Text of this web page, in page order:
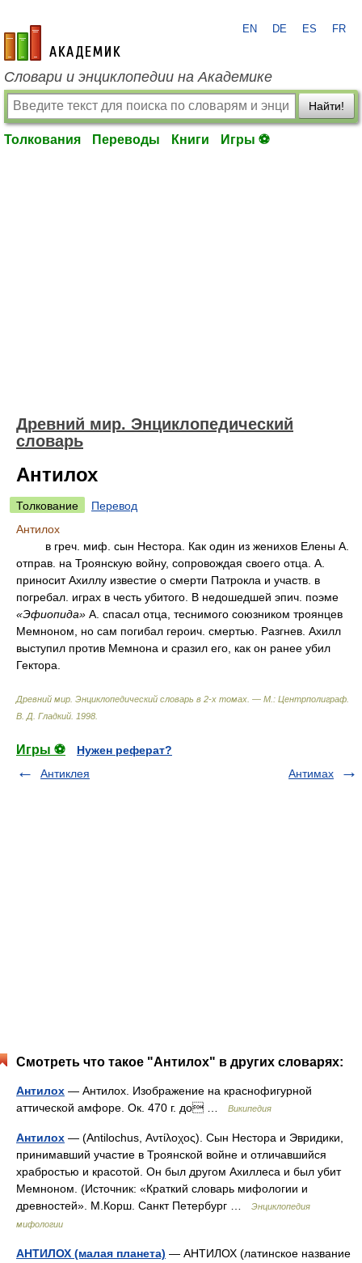
academic.ru
EN DE ES FR
Словари и энциклопедии на Академике
Найти!
Толкования Переводы Книги Игры ⚽
Древний мир. Энциклопедический
словарь
Антилох
Толкование
Перевод
Антилох
в греч. миф. сын Нестора. Как один из женихов Елены А.
отправ. на Троянскую войну, сопровождая своего отца. А.
приносит Ахиллу известие о смерти Патрокла и участв. в
погребал. играх в честь убитого. В недошедшей эпич. поэме
«Эфиопида» А. спасал отца, теснимого союзником троянцев
Мемноном, но сам погибал героич. смертью. Разгнев. Ахилл
выступил против Мемнона и сразил его, как он ранее убил
Гектора.
Древний мир. Энциклопедический словарь в 2-х томах. — М.: Центрполиграф
В. Д. Гладкий 1998
Игры ⚽
Нужен реферат?
Антиклея
Антимах
Смотреть что такое "Антилох" в других словарях:
Антилох — Антилох. Изображение на краснофигурной
аттической амфоре. Ок. 470 г. до …
Википедия
Антилох — (Antilochus, Αντίλοχος). Сын Нестора и Эвридики,
принимавший участие в Троянской войне и отличавшийся
храбростью и красотой. Он был другом Ахиллеса и был убит
Мемноном. (Источник: «Краткий словарь мифологии и
древностей». М.Корш. Санкт Петербург …
Энциклопедия
мифологии
АНТИЛОХ (малая планета) — АНТИЛОХ (латинское название